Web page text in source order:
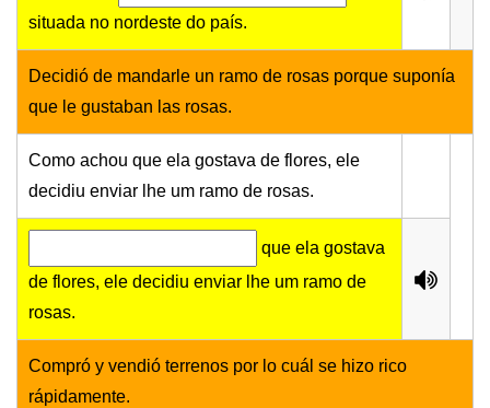
situada no nordeste do país.
Decidió de mandarle un ramo de rosas porque suponía
que le gustaban las rosas.
Como achou que ela gostava de flores, ele
decidiu enviar lhe um ramo de rosas.
que ela gostava
de flores, ele decidiu enviar lhe um ramo de
rosas.
Compró y vendió terrenos por lo cuál se hizo rico
rápidamente.